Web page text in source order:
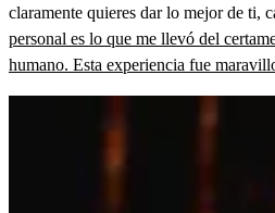
claramente quieres dar lo mejor de ti,
personal es lo que me llevó del
humano. Esta experiencia fue